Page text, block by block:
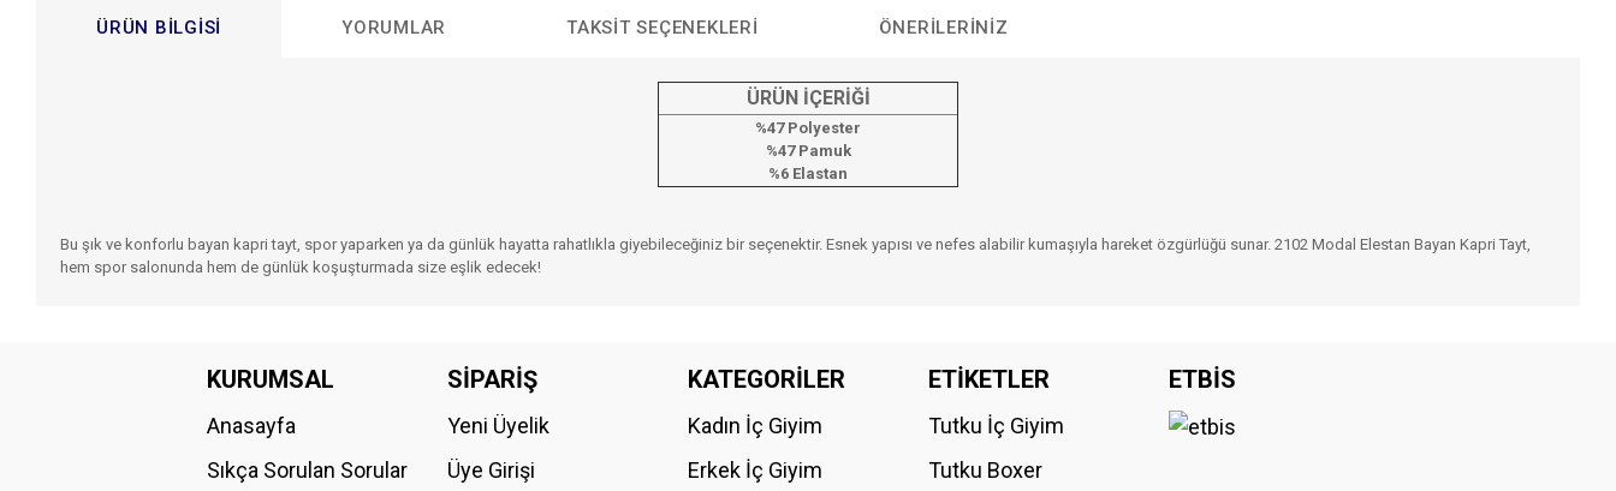
ÜRÜN BILGISI YORUMLAR TAKSIT SEÇENEKLERI ÖNERILERINIZ
ÜRÜN İÇERİĞİ
%47 Polyester
%47 Pamuk
%6 Elastan
Bu şık ve konforlu bayan kapri tayt, spor yaparken ya da günlük hayatta rahatlıkla giyebileceğiniz bir seçenektir. Esnek yapısı ve nefes alabilir kumaşıyla hareket özgürlüğü sunar. 2102 Modal Elestan Bayan Kapri Tayt,
hem spor salonunda hem de günlük koşuşturmada size eşlik edecek!
Bu ürüne ilk yorumu siz yapın!
Ürün resmi kalitesiz, bozuk veya görüntülenemiyor.
KURUMSAL
Anasayfa
Sıkça Sorulan Sorular
SİPARİŞ
Yeni Üyelik
Üye Girişi
KATEGORİLER
Kadın İç Giyim
Erkek İç Giyim
ETİKETLER
Tutku İç Giyim
Tutku Boxer
ETBİS